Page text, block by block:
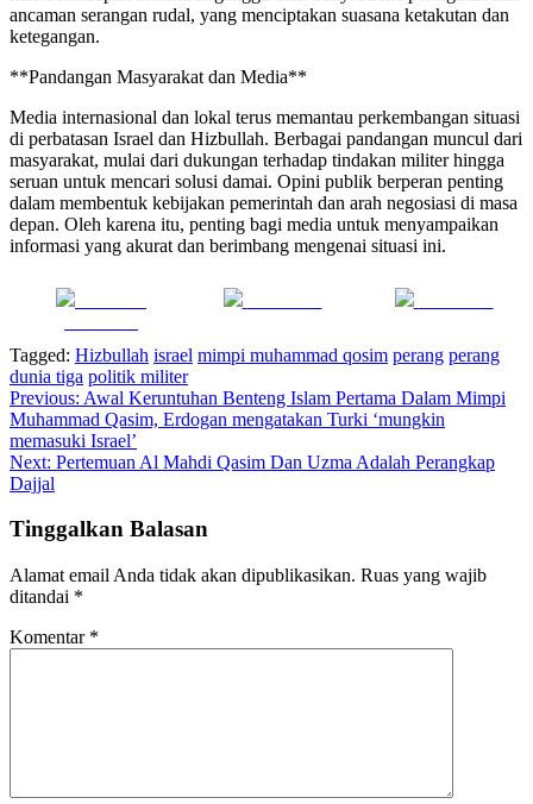
ancaman serangan rudal, yang menciptakan suasana ketakutan dan
ketegangan.
**Pandangan Masyarakat dan Media**
Media internasional dan lokal terus memantau perkembangan situasi
di perbatasan Israel dan Hizbullah. Berbagai pandangan muncul dari
masyarakat, mulai dari dukungan terhadap tindakan militer hingga
seruan untuk mencari solusi damai. Opini publik berperan penting
dalam membentuk kebijakan pemerintah dan arah negosiasi di masa
depan. Oleh karena itu, penting bagi media untuk menyampaikan
informasi yang akurat dan berimbang mengenai situasi ini.
Tagged: Hizbullah israel mimpi muhammad qosim perang perang
dunia tiga politik militer
Navigasi
pos
Previous: Awal Keruntuhan Benteng Islam Pertama Dalam Mimpi
Muhammad Qasim, Erdogan mengatakan Turki ‘mungkin
memasuki Israel’
Next: Pertemuan Al Mahdi Qasim Dan Uzma Adalah Perangkap
Dajjal
Tinggalkan Balasan
Alamat email Anda tidak akan dipublikasikan. Ruas yang wajib
ditandai *
Komentar *